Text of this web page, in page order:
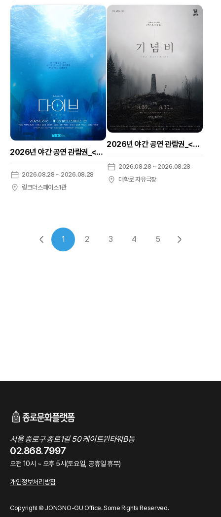
2026년 야간 공연 관람권_<다이브>
2026.08.28 ~ 2026.08.28
링크더스페이스1관
2026년 야간 공연 관람권_<기념비>
2026.08.28 ~ 2026.08.28
대학로 자유극장
1 2 3 4 5
서울 종로구 종로1길 50 케이트윈타워B동
02.868.7997
오전 10시 ~ 오후 5시(토요일, 공휴일 휴무)
개인정보처리방침
Copyright © JONGNO-GU Office. Some Rights Reserved.